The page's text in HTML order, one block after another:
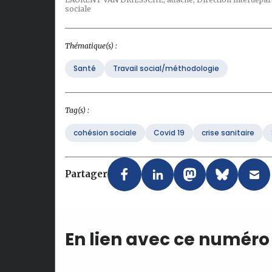
sociale
Thématique(s) :
Santé Travail social/méthodologie
Tag(s) :
cohésion sociale Covid 19 crise sanitaire
Partager
En lien avec ce numéro